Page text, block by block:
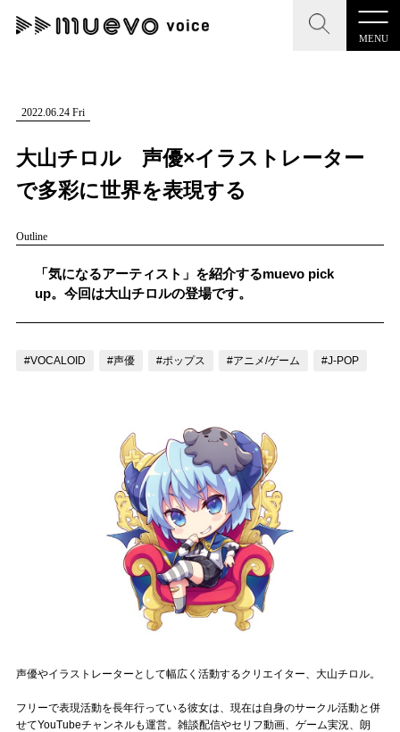
MENU
CLOSE
記事を検索する
人気ワード
#男性SSW #ポップス #女性SSW
CLOSE
"読者の声を形にする”音楽特化メディア
MENU
記事一覧
muevoクラウドファンディング
muevoコミュニティ
ぶいコミュ！by muevo
ぶいマガ！ by muevo
2022.06.24 Fri
大山チロル 声優×イラストレーター
で多彩に世界を表現する
Outline
「気になるアーティスト」を紹介するmuevo pick
up。今回は大山チロルの登場です。
#VOCALOID #声優 #ポップス #アニメ/ゲーム #J-POP
声優やイラストレーターとして幅広く活動するクリエイター、大山チロル。
フリーで表現活動を長年行っている彼女は、現在は自身のサークル活動と併
せてYouTubeチャンネルも運営。雑談配信やセリフ動画、ゲーム実況、朗